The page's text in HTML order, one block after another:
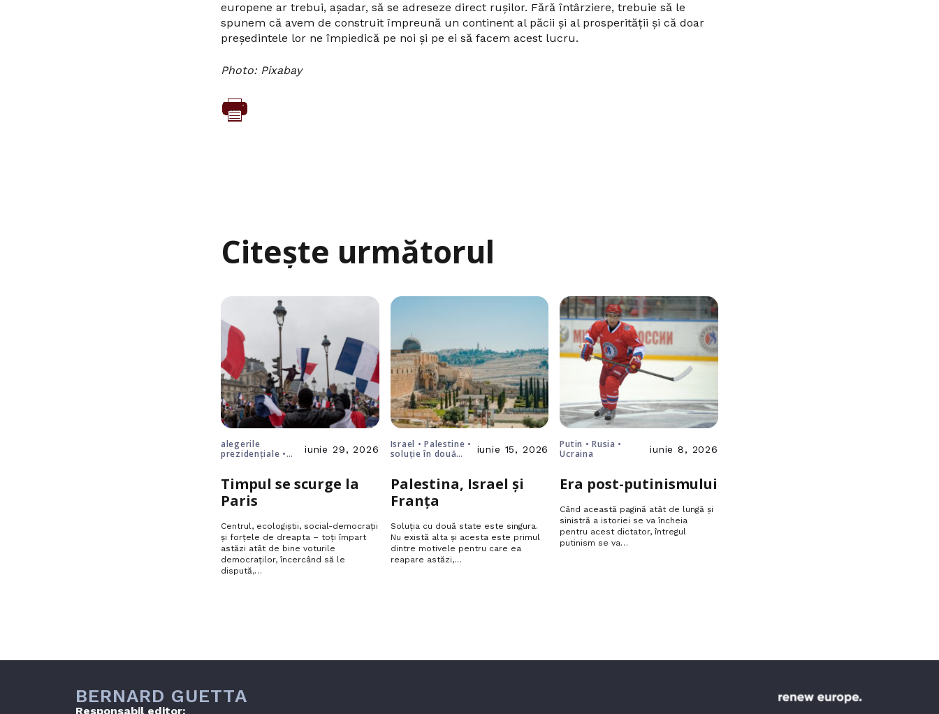
europene ar trebui, așadar, să se adreseze direct rușilor. Fără întârziere, trebuie să le
spunem că avem de construit împreună un continent al păcii și al prosperității și că doar
președintele lor ne împiedică pe noi și pe ei să facem acest lucru.
Photo: Pixabay
Citește următorul
alegerile
prezidențiale •
iunie 29, 2026
Timpul se scurge la
Paris
Centrul, ecologiștii, social-democrații
și forțele de dreapta – toți împart
astăzi atât de bine voturile
democraților, încercând să le
dispută,…
Israel • Palestine •
soluție în două
iunie 15, 2026
Palestina, Israel și
Franța
Soluția cu două state este singura.
Nu există alta și acesta este primul
dintre motivele pentru care ea
reapare astăzi,…
Putin • Rusia •
Ucraina
iunie 8, 2026
Era post-putinismului
Când această pagină atât de lungă și
sinistră a istoriei se va încheia
pentru acest dictator, întregul
putinism se va…
BERNARD GUETTA
Responsabil editor: